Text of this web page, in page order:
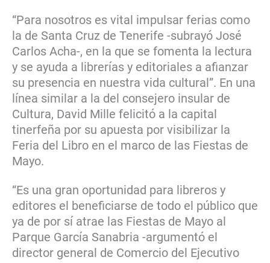
“Para nosotros es vital impulsar ferias como
la de Santa Cruz de Tenerife -subrayó José
Carlos Acha-, en la que se fomenta la lectura
y se ayuda a librerías y editoriales a afianzar
su presencia en nuestra vida cultural”. En una
línea similar a la del consejero insular de
Cultura, David Mille felicitó a la capital
tinerfeña por su apuesta por visibilizar la
Feria del Libro en el marco de las Fiestas de
Mayo.
“Es una gran oportunidad para libreros y
editores el beneficiarse de todo el público que
ya de por sí atrae las Fiestas de Mayo al
Parque García Sanabria -argumentó el
director general de Comercio del Ejecutivo